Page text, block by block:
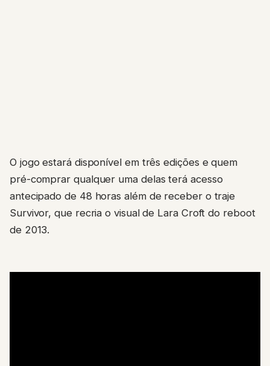
O jogo estará disponível em três edições e quem
pré-comprar qualquer uma delas terá acesso
antecipado de 48 horas além de receber o traje
Survivor, que recria o visual de Lara Croft do reboot
de 2013.